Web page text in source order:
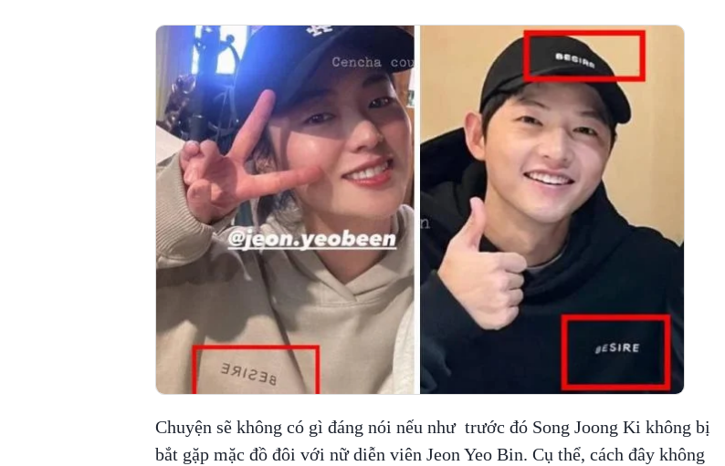
Chuyện sẽ không có gì đáng nói nếu như trước đó Song Joong Ki không bị
bắt gặp mặc đồ đôi với nữ diễn viên Jeon Yeo Bin. Cụ thể, cách đây không